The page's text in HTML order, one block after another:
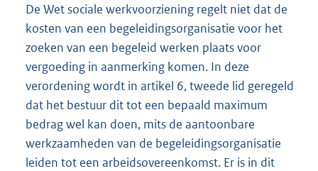
De Wet sociale werkvoorziening regelt niet dat de
kosten van een begeleidingsorganisatie voor het
zoeken van een begeleid werken plaats voor
vergoeding in aanmerking komen. In deze
verordening wordt in artikel 6, tweede lid geregeld
dat het bestuur dit tot een bepaald maximum
bedrag wel kan doen, mits de aantoonbare
werkzaamheden van de begeleidingsorganisatie
leiden tot een arbeidsovereenkomst. Er is in dit